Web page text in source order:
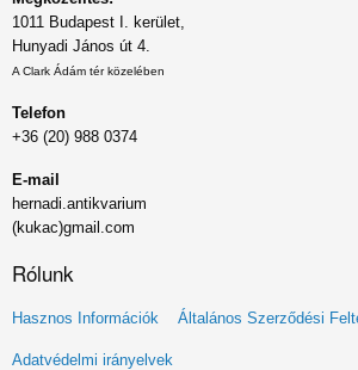
1011 Budapest I. kerület,
Hunyadi János út 4.
A Clark Ádám tér közelében
Telefon
+36 (20) 988 0374
E-mail
hernadi.antikvarium
(kukac)gmail.com
Rólunk
Lábléc
menü
Hasznos Információk Általános Szerződési
Adatvédelmi irányelvek